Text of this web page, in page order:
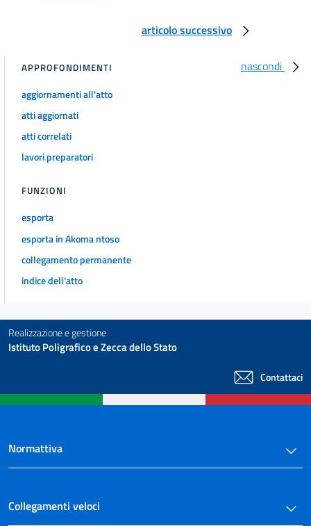
articolo successivo
nascondi
APPROFONDIMENTI
aggiornamenti all'atto
atti aggiornati
atti correlati
lavori preparatori
FUNZIONI
esporta
esporta in Akoma ntoso
collegamento permanente
indice dell'atto
Realizzazione e gestione
Istituto Poligrafico e Zecca dello Stato
Contattaci
Normattiva
Collegamenti veloci